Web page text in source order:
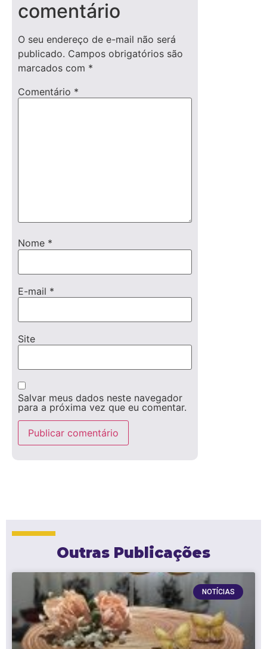
comentário
O seu endereço de e-mail não será
publicado. Campos obrigatórios são
marcados com *
Comentário *
Nome *
E-mail *
Site
Salvar meus dados neste navegador
para a próxima vez que eu comentar.
Outras Publicações
NOTÍCIAS